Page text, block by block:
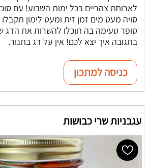
לארוחת צהריים בכל ימות השבוע! עם
סויה מעט מים זמן זית ומעט לימון
סופר טעימה בה תוכלו להשרות את הדג
בתגובה איך יצא לכם! אין על דג בתנור.
כניסה למתכון
עגבניות שרי כבושות